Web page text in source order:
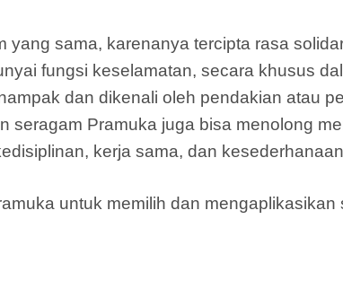
sama, karenanya tercipta rasa
fungsi keselamatan, secara khusus
dan dikenali oleh pendakian atau
seragam Pramuka juga bisa menolong
kerja sama, dan
untuk memilih dan